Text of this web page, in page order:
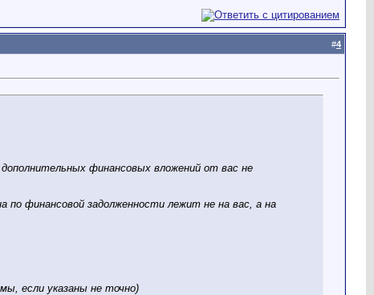
#4
финансовых вложений от вас не
финансовой задолженности лежит не на вас, а на
если указаны не точно)